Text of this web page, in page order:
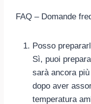
FAQ – Domande
Posso
Sì, puoi
sarà ancora
dopo aver
temperatura